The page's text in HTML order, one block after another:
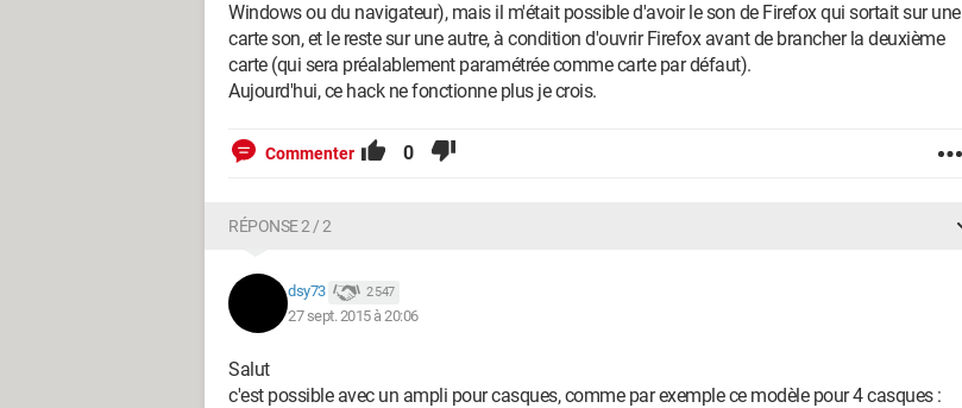
Windows ou du navigateur), mais il m'était possible d'avoir le son de Firefox qui sortait sur une
carte son, et le reste sur une autre, à condition d'ouvrir Firefox avant de brancher la deuxième
carte (qui sera préalablement paramétrée comme carte par défaut).
Aujourd'hui, ce hack ne fonctionne plus je crois.
Commenter 0
RÉPONSE 2 / 2
dsy73 2 547
27 sept. 2015 à 20:06
Salut
c'est possible avec un ampli pour casques, comme par exemple ce modèle pour 4 casques :